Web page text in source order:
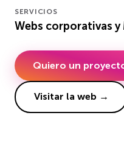
SERVICIOS
Webs corporativas
Quiero un
Visitar la web →